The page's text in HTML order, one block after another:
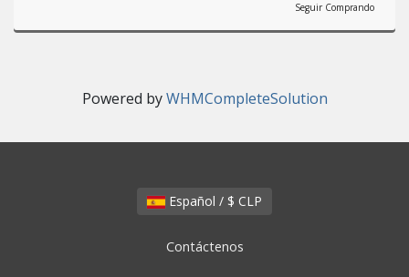
Seguir Comprando
Powered byWHMCompleteSolution
Español / $ CLP
Contáctenos